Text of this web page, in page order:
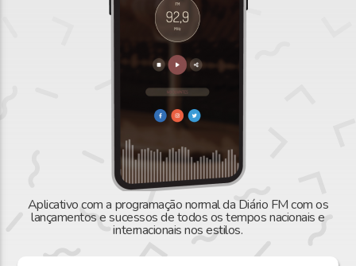
Aplicativo com a programação normal da Diário FM com os
lançamentos e sucessos de todos os tempos nacionais e
internacionais nos estilos.